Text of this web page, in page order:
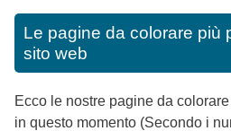
Le pagine da colorare più
sito web
Ecco le nostre pagine da
in questo momento (Secondo i